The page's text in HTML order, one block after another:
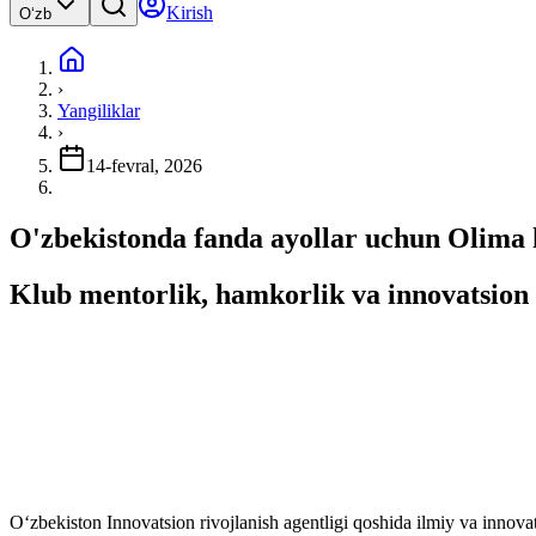
Oʻzb Kirish
›
Yangiliklar
›
14-fevral, 2026
O'zbekistonda fanda ayollar uchun
Klub mentorlik, hamkorlik va
O‘zbekiston Innovatsion rivojlanish agentligi qoshida ilmiy va